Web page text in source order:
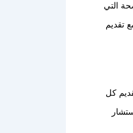
التي
تقديم
كل